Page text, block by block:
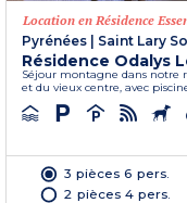
Location en Résidence
Pyrénées
Saint Lary
Résidence Odalys
Séjour montagne dans notre
et du vieux centre, avec
3 pièces 6 pers.
2 pièces 4 pers.